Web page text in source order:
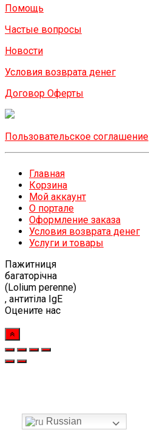
Помощь
Частые вопросы
Новости
Условия возврата денег
Договор Оферты
Пользовательское соглашение
Главная
Корзина
Мой аккаунт
О портале
Оформление заказа
Условия возврата денег
Услуги и товары
Пажитниця
багаторічна
(Lolium perenne)
, антитіла IgЕ
Оцените нас
Russian